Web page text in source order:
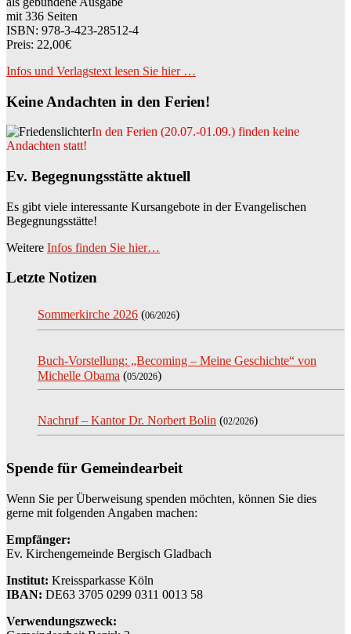
mit 336 Seiten
ISBN: 978-3-423-28512-4
Preis: 22,00€
Infos und Verlagstext lesen Sie hier …
Keine Andachten in den Ferien!
In den Ferien (20.07.-01.09.) finden keine
Andachten statt!
Ev. Begegnungsstätte aktuell
Es gibt viele interessante Kursangebote in der Evangelischen
Begegnungsstätte!
Weitere Infos finden Sie hier…
Letzte Notizen
Sommerkirche 2026 (06/2026)
Buch-Vorstellung: „Becoming – Meine Geschichte“ von
Michelle Obama (05/2026)
Nachruf – Kantor Dr. Norbert Bolin (02/2026)
Spende für Gemeindearbeit
Wenn Sie per Überweisung spenden möchten, können Sie dies
gerne mit folgenden Angaben machen:
Empfänger:
Ev. Kirchengemeinde Bergisch Gladbach
Institut: Kreissparkasse Köln
IBAN: DE63 3705 0299 0311 0013 58
Verwendungszweck: